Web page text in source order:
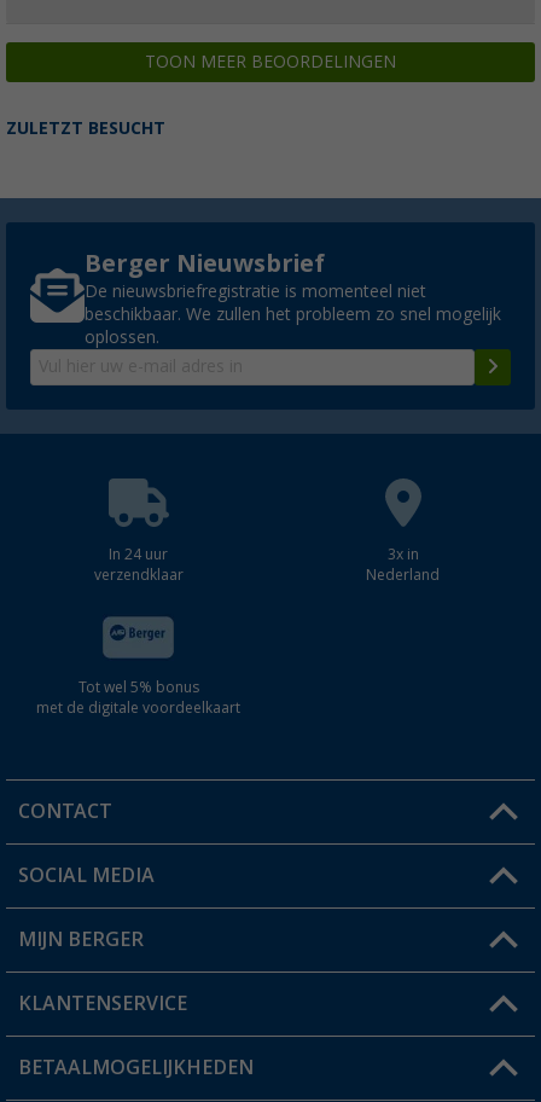
TOON MEER BEOORDELINGEN
ZULETZT BESUCHT
Berger Nieuwsbrief
De nieuwsbriefregistratie is momenteel niet
beschikbaar. We zullen het probleem zo snel mogelijk
oplossen.
In 24 uur
verzendklaar
3x in
Nederland
Tot wel 5% bonus
met de digitale voordeelkaart
CONTACT
Een vraag?
Winkel vinden
SOCIAL MEDIA
MIJN BERGER
Mijn account
Status bestelling
KLANTENSERVICE
FAQ & Contact
BETAALMOGELIJKHEDEN